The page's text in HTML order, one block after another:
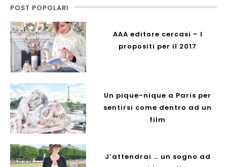
POST POPOLARI
AAA editore cercasi – I
propositi per il 2017
Un pique-nique a Paris per
sentirsi come dentro ad un
film
J’attendrai … un sogno ad